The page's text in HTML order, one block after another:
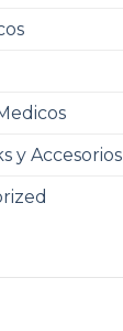
y Accesorios